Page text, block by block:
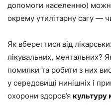
допомоги населенню)
окрему утилітарну сагу —
Як вберегтися від
лікувальних, ментальних?
помилки та робити з них
у середовищі нинішніх і
охорони здоров’я культуру